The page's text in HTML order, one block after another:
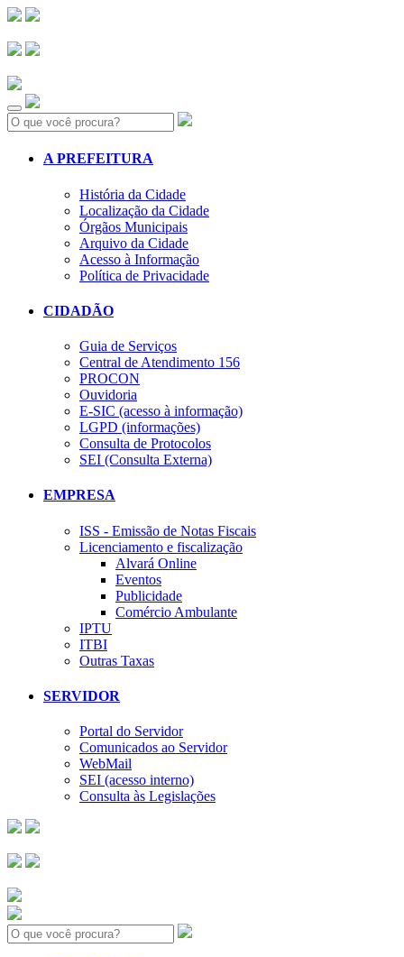
Search:
A PREFEITURA
História da Cidade
Localização da Cidade
Órgãos Municipais
Arquivo da Cidade
Acesso à Informação
Política de Privacidade
CIDADÃO
Guia de Serviços
Central de Atendimento 156
PROCON
Ouvidoria
E-SIC (acesso à informação)
LGPD (informações)
Consulta de Protocolos
SEI (Consulta Externa)
EMPRESA
ISS - Emissão de Notas Fiscais
Licenciamento e fiscalização
Alvará Online
Eventos
Publicidade
Comércio Ambulante
IPTU
ITBI
Outras Taxas
SERVIDOR
Portal do Servidor
Comunicados ao Servidor
WebMail
SEI (acesso interno)
Consulta às Legislações
Search: